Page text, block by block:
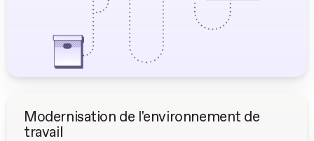
Modernisation de l'environnement de
travail